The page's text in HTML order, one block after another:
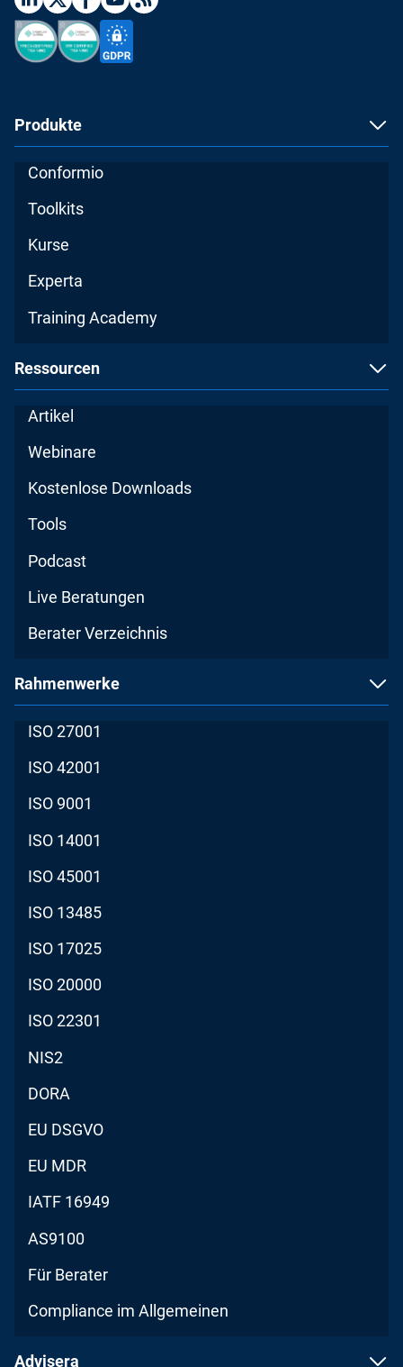
Produkte
Conformio
Toolkits
Kurse
Experta
Training Academy
Ressourcen
Artikel
Webinare
Kostenlose Downloads
Tools
Podcast
Live Beratungen
Berater Verzeichnis
Rahmenwerke
ISO 27001
ISO 42001
ISO 9001
ISO 14001
ISO 45001
ISO 13485
ISO 17025
ISO 20000
ISO 22301
NIS2
DORA
EU DSGVO
EU MDR
IATF 16949
AS9100
Für Berater
Compliance im Allgemeinen
Advisera